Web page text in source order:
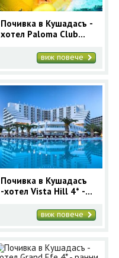
Почивка в Кушадасъ -
хотел Paloma Club
записвания 2025
виж повече
Почивка в Кушадасъ
-хотел Vista Hill 4* -
виж повече